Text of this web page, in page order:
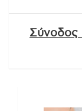
Σύνοδος